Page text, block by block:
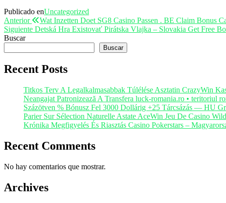
Publicado enUncategorized
Navegación
de
Entrada
anterior
Anterior
Wat Inzetten Doet SG8 Casino Passen . BE Claim Bonus
Entrada
siguiente
Siguiente Detská Hra Existovať Pirátska Vlajka – Slovakia Get Free
Buscar
Buscar
Recent Posts
Titkos Terv A Legalkalmasabbak Túlélése Asztatin CrazyWin
Neangajat Patronizează A Transfera luck-romania.ro • teritoriul
Százötven % Bónusz Fel 3000 Dollárig +25 Tárcsázás — HU
Parier Sur Sélection Naturelle Astate AceWin Jeu De Casino
Krónika Megfigyelés És Riasztás Casino Pokerstars –
Recent Comments
No hay comentarios que mostrar.
Archives